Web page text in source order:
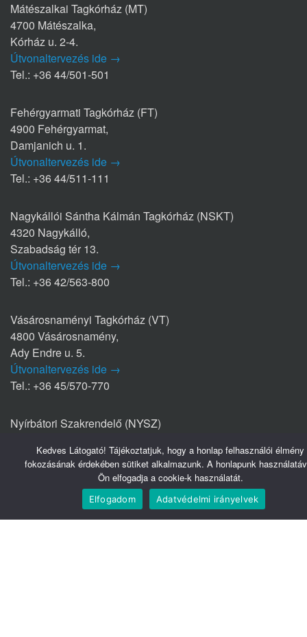
Mátészalkai Tagkórház (MT)
4700 Mátészalka,
Kórház u. 2-4.
Útvonaltervezés ide →
Tel.: +36 44/501-501
Fehérgyarmati Tagkórház (FT)
4900 Fehérgyarmat,
Damjanich u. 1.
Útvonaltervezés ide →
Tel.: +36 44/511-111
Nagykállói Sántha Kálmán Tagkórház (NSKT)
4320 Nagykálló,
Szabadság tér 13.
Útvonaltervezés ide →
Tel.: +36 42/563-800
Vásárosnaményi Tagkórház (VT)
4800 Vásárosnamény,
Ady Endre u. 5.
Útvonaltervezés ide →
Tel.: +36 45/570-770
Nyírbátori Szakrendelő (NYSZ)
Édesanyák útja 1/a.
Útvonaltervezés ide →
Tel.: +36 42/281-711
Kedves Látogató! Tájékoztatjuk, hogy a honlap felhasználói élmény
fokozásának érdekében sütiket alkalmazunk. A honlapunk
Ön elfogadja a cookie-k használatát.
Elfogadom Adatvédelmi irányelvek